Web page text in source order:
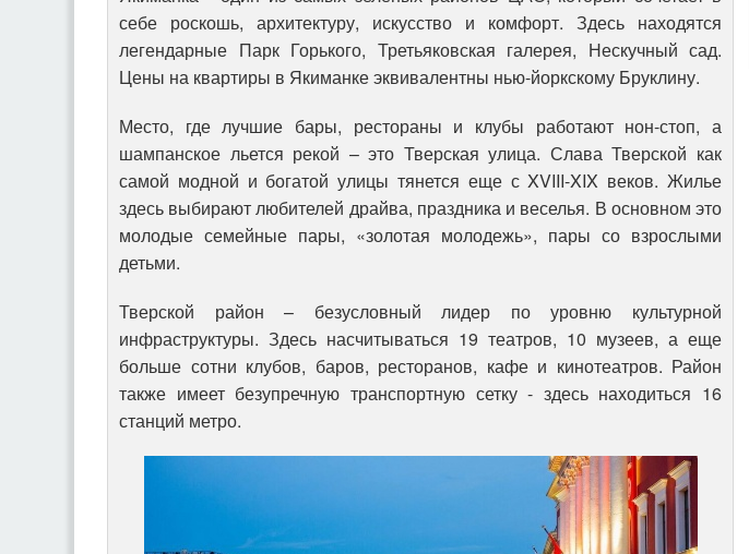
себе роскошь, архитектуру, искусство и комфорт. Здесь находятся
легендарные Парк Горького, Третьяковская галерея, Нескучный сад.
Цены на квартиры в Якиманке эквивалентны нью-йоркскому Бруклину.
Место, где лучшие бары, рестораны и клубы работают нон-стоп, а
шампанское льется рекой – это Тверская улица. Слава Тверской как
самой модной и богатой улицы тянется еще с XVIII-XIX веков. Жилье
здесь выбирают любителей драйва, праздника и веселья. В основном это
молодые семейные пары, «золотая молодежь», пары со взрослыми
детьми.
Тверской район – безусловный лидер по уровню культурной
инфраструктуры. Здесь насчитываться 19 театров, 10 музеев, а еще
больше сотни клубов, баров, ресторанов, кафе и кинотеатров. Район
также имеет безупречную транспортную сетку - здесь находиться 16
станций метро.